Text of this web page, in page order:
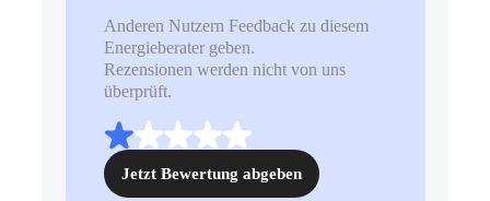
Anderen Nutzern Feedback zu diesem
Energieberater geben.
Rezensionen werden nicht von uns
überprüft.
Jetzt Bewertung abgeben